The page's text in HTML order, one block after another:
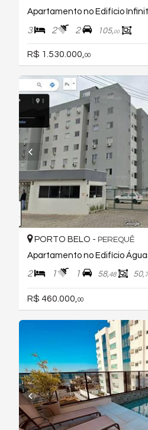
Apartamento no Edifício
3 2 2 105,00
R$ 1.530.000,00
PORTO BELO - PEREQUÊ
Apartamento no Edifício
2 1 1 58,48 50,
R$ 460.000, 00